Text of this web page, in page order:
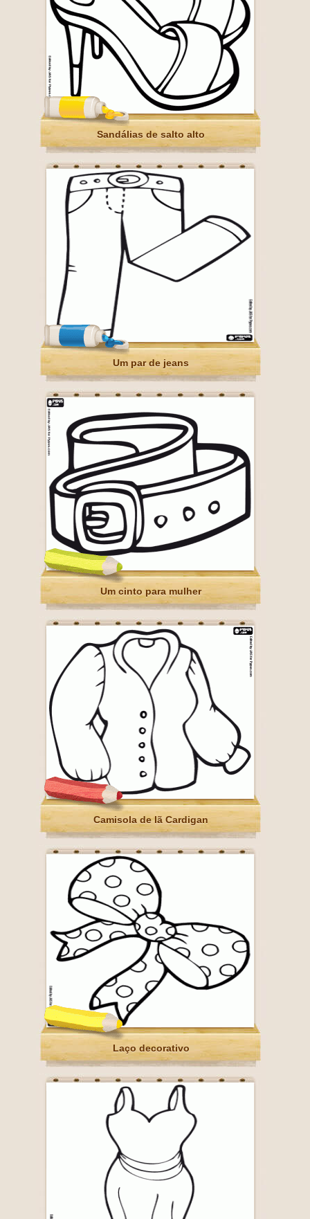
Sandálias de salto alto
Um par de jeans
Um cinto para mulher
Camisola de lã Cardigan
Laço decorativo